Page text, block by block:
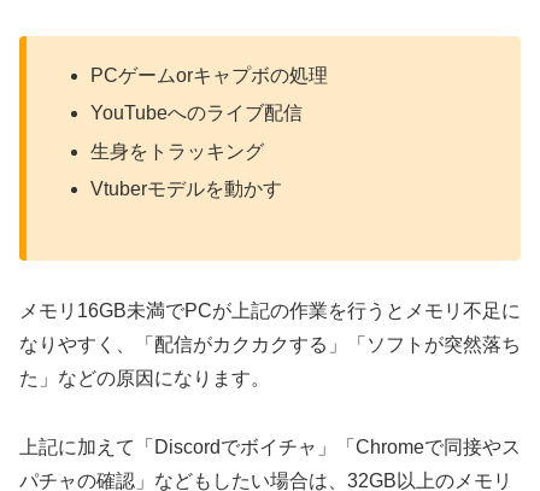
PCゲームorキャプボの処理
YouTubeへのライブ配信
生身をトラッキング
Vtuberモデルを動かす
メモリ16GB未満でPCが上記の作業を行うとメモリ不足に
なりやすく、「配信がカクカクする」「ソフトが突然落ち
た」などの原因になります。
上記に加えて「Discordでボイチャ」「Chromeで同接やス
パチャの確認」などもしたい場合は、32GB以上のメモリ